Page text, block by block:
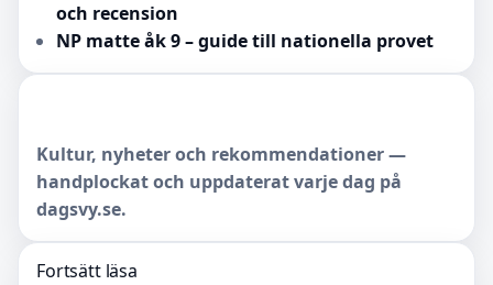
och recension
NP matte åk 9 – guide till nationella provet
Kultur, nyheter och rekommendationer —
handplockat och uppdaterat varje dag på
dagsvy.se.
Fortsätt läsa